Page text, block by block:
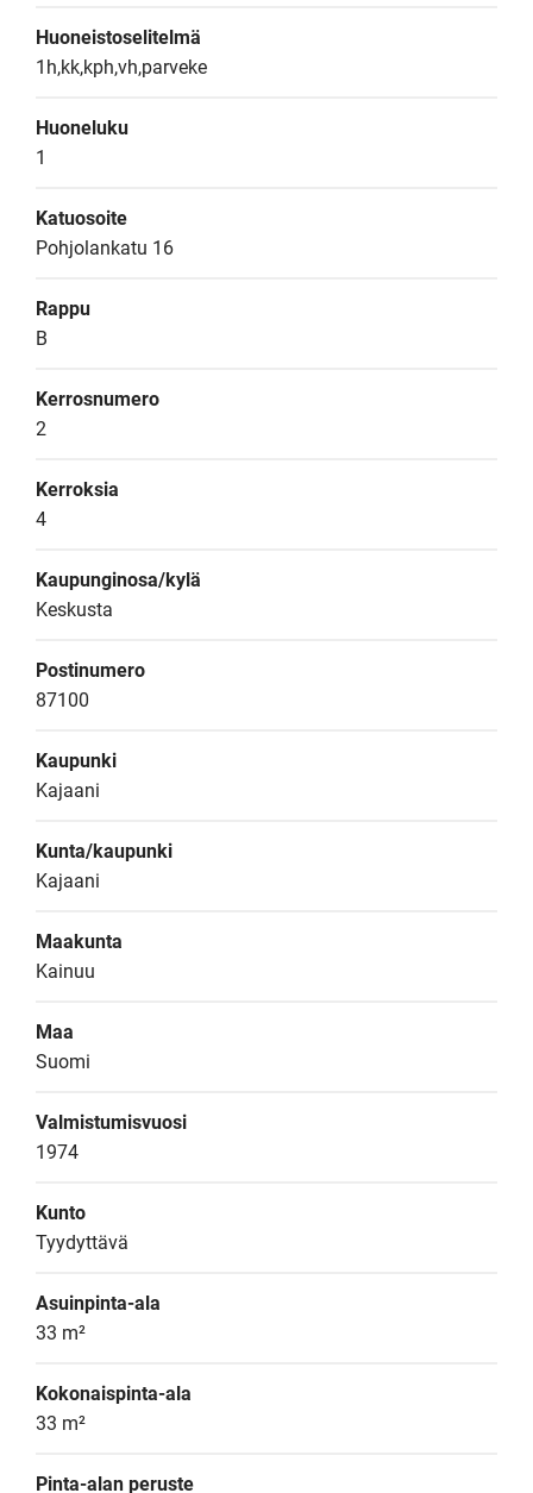
Huoneistoselitelmä
1h,kk,kph,vh,parveke
Huoneluku
1
Katuosoite
Pohjolankatu 16
Rappu
B
Kerrosnumero
2
Kerroksia
4
Kaupunginosa/kylä
Keskusta
Postinumero
87100
Kaupunki
Kajaani
Kunta/kaupunki
Kajaani
Maakunta
Kainuu
Maa
Suomi
Valmistumisvuosi
1974
Kunto
Tyydyttävä
Asuinpinta-ala
33 m²
Kokonaispinta-ala
33 m²
Pinta-alan peruste